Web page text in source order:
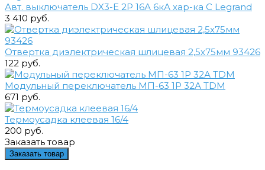
Авт. выключатель DX3-E 2Р 16А 6кА хар-ка С Legrand
3 410 руб.
Отвертка диэлектрическая шлицевая 2,5х75мм 93426
122 руб.
Модульный переключатель МП-63 1Р 32А TDM
671 руб.
Термоусадка клеевая 16/4
200 руб.
Заказать товар
Заказать товар